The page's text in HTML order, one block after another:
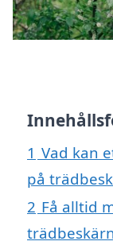
1 Vad kan
på
2 Få alltid